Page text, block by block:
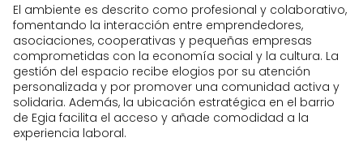
El ambiente es descrito como profesional y colaborativo,
fomentando la interacción entre emprendedores,
asociaciones, cooperativas y pequeñas empresas
comprometidas con la economía social y la cultura. La
gestión del espacio recibe elogios por su atención
personalizada y por promover una comunidad activa y
solidaria. Además, la ubicación estratégica en el barrio
de Egia facilita el acceso y añade comodidad a la
experiencia laboral.